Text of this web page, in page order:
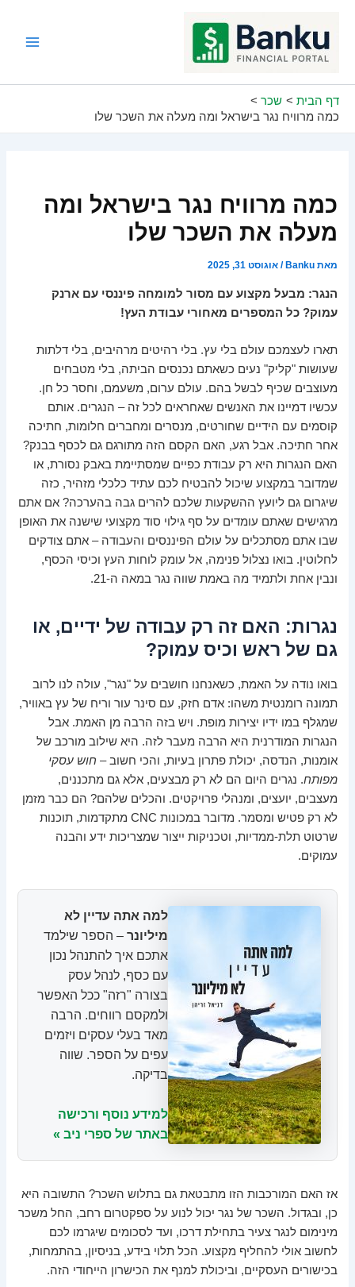
דף הבית
שכר
כמה מרוויח נגר בישראל ומה מעלה את השכר שלו
כמה מרוויח נגר בישראל ומה
מעלה את השכר שלו
מאתBanku
/אוגוסט 31, 2025
הנגר: מבעל מקצוע עם מסור למומחה פיננסי עם ארנק
עמוק? כל המספרים מאחורי עבודת העץ!
תארו לעצמכם עולם בלי עץ. בלי רהיטים מרהיבים, בלי דלתות
שעושות "קליק" נעים כשאתם נכנסים הביתה, בלי מטבחים
מעוצבים שכיף לבשל בהם. עולם ערום, משעמם, וחסר כל חן.
עכשיו דמיינו את האנשים שאחראים לכל זה – הנגרים. אותם
קוסמים עם הידיים שחורטים, מנסרים ומחברים חלומות, חתיכה
אחר חתיכה. אבל רגע, האם הקסם הזה מתורגם גם לכסף בבנק?
האם הנגרות היא רק עבודת כפיים שמסתיימת באבק נסורת, או
שמדובר במקצוע שיכול להבטיח לכם עתיד כלכלי מזהיר, כזה
שיגרום גם ליועץ ההשקעות שלכם להרים גבה בהערכה? אם אתם
מרגישים שאתם עומדים על סף גילוי סוד מקצועי שישנה את האופן
שבו אתם מסתכלים על עולם הפיננסים והעבודה – אתם צודקים
לחלוטין. בואו נצלול פנימה, אל עומק לוחות העץ וכיסי הכסף,
ונבין אחת ולתמיד מה באמת שווה נגר במאה ה-21.
נגרות: האם זה רק עבודה של ידיים, או
גם של ראש וכיס עמוק?
בואו נודה על האמת, כשאנחנו חושבים על "נגר", עולה לנו לרוב
תמונה רומנטית משהו: אדם חזק, עם סינר עור וריח של עץ באוויר,
שמגלף במו ידיו יצירות מופת. ויש בזה הרבה מן האמת. אבל
הנגרות המודרנית היא הרבה מעבר לזה. היא שילוב מורכב של
אומנות, הנדסה, יכולת פתרון בעיות, והכי חשוב – חוש עסקי
מפותח. נגרים היום הם לא רק מבצעים, אלא גם מתכננים,
מעצבים, יועצים, ומנהלי פרויקטים. והכלים שלהם? הם כבר מזמן
לא רק פטיש ומסמר. מדובר במכונות CNC מתקדמות, תוכנות
שרטוט תלת-ממדיות, וטכניקות ייצור שמצריכות ידע והבנה
עמוקים.
למה אתה עדיין לא
מיליונר – הספר שילמד
אתכם איך להתנהל נכון
עם כסף, לנהל עסק
בצורה "רזה" ככל האפשר
ולמקסם רווחים. הרבה
מאד בעלי עסקים ויזמים
עפים על הספר. שווה
בדיקה.
למידע נוסף ורכישה
באתר של ספרי ניב »
אז האם המורכבות הזו מתבטאת גם בתלוש השכר? התשובה היא
כן, ובגדול. השכר של נגר יכול לנוע על ספקטרום רחב, החל משכר
מינימום לנגר צעיר בתחילת דרכו, ועד לסכומים שיגרמו לכם
לחשוב אולי להחליף מקצוע. הכל תלוי בידע, בניסיון, בהתמחות,
בכישורים העסקיים, וביכולת למנף את הכישרון הייחודי הזה.